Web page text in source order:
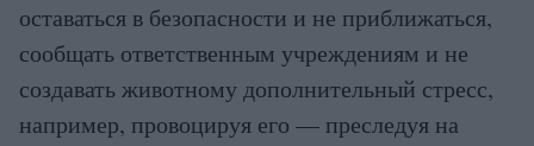
оставаться в безопасности и не приближаться,
сообщать ответственным учреждениям и не
создавать животному дополнительный стресс,
например, провоцируя его — преследуя на